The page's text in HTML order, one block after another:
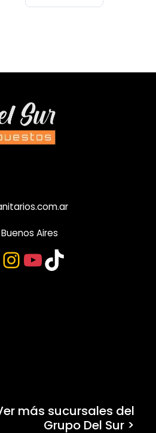
Aires
Instagram
YouTube
TikTok
más sucursales del
Grupo Del Sur >